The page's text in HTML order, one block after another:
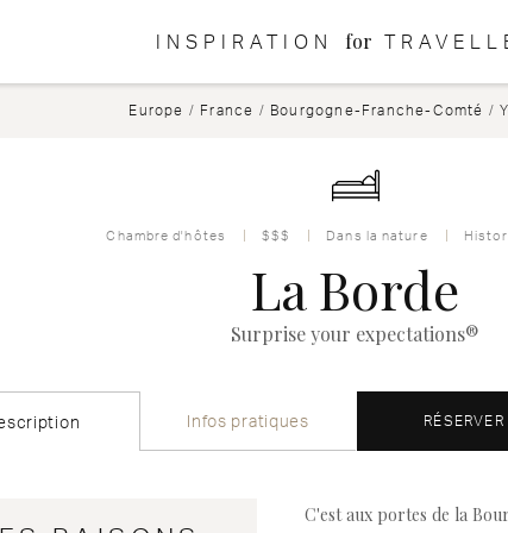
INSPIRATION for
Europe / France / Bourgogne-Franche-Comté /
Chambre d'hôtes $$$ Dans la nature
La Borde
Surprise your expectations®
Infos pratiques RÉSERVER
C'est aux portes de la